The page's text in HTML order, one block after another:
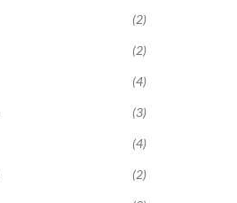
(2)
(2)
(4)
(3)
(4)
(2)